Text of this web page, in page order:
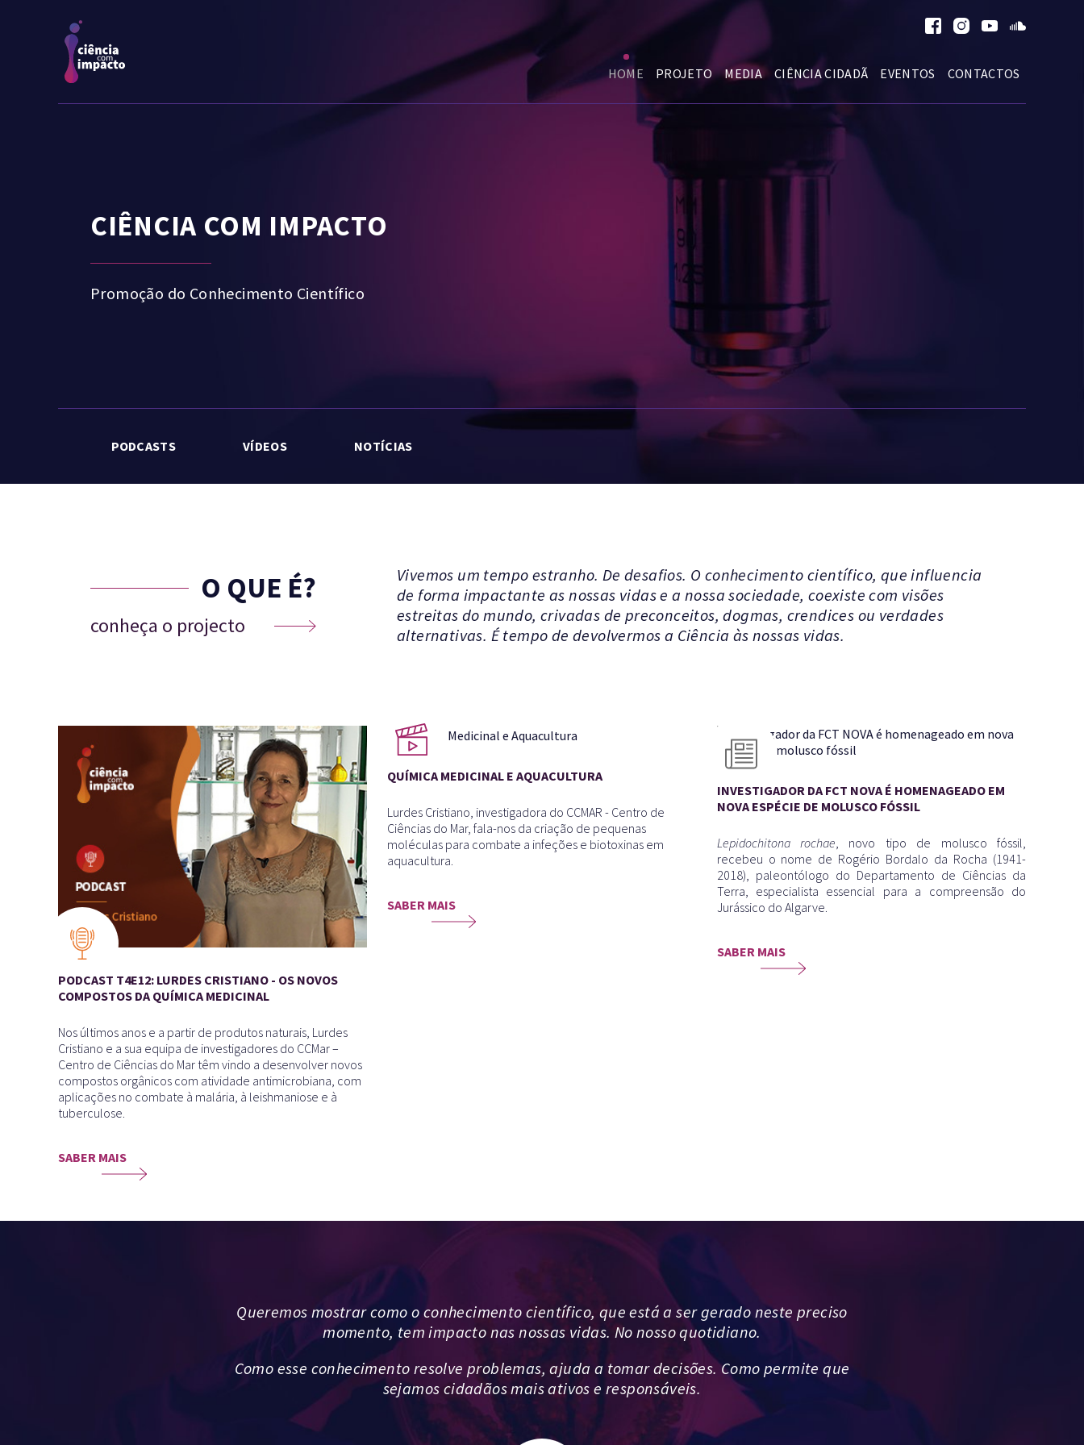
HOME PROJETO MEDIA CIÊNCIA CIDADÃ EVENTOS CONTACTOS
CIÊNCIA COM IMPACTO
Promoção do Conhecimento Científico
PODCASTS VÍDEOS NOTÍCIAS
O QUE É?
conheça o projecto
Vivemos um tempo estranho. De desafios. O conhecimento científico, que influencia
de forma impactante as nossas vidas e a nossa sociedade, coexiste com visões
estreitas do mundo, crivadas de preconceitos, dogmas, crendices ou verdades
alternativas. É tempo de devolvermos a Ciência às nossas vidas.
PODCAST T4E12: LURDES CRISTIANO - OS NOVOS
COMPOSTOS DA QUÍMICA MEDICINAL
Nos últimos anos e a partir de produtos naturais, Lurdes
Cristiano e a sua equipa de investigadores do CCMar –
Centro de Ciências do Mar têm vindo a desenvolver novos
compostos orgânicos com atividade antimicrobiana, com
aplicações no combate à malária, à leishmaniose e à
tuberculose.
SABER MAIS
QUÍMICA MEDICINAL E AQUACULTURA
Lurdes Cristiano, investigadora do CCMAR - Centro de
Ciências do Mar, fala-nos da criação de pequenas
moléculas para combate a infeções e biotoxinas em
aquacultura.
SABER MAIS
INVESTIGADOR DA FCT NOVA É HOMENAGEADO EM
NOVA ESPÉCIE DE MOLUSCO FÓSSIL
Lepidochitona rochae , novo tipo de molusco fóssil,
recebeu o nome de Rogério Bordalo da Rocha (1941-
2018), paleontólogo do Departamento de Ciências da
Terra, especialista essencial para a compreensão do
Jurássico do Algarve.
SABER MAIS
Queremos mostrar como o conhecimento científico, que está a ser gerado neste preciso
momento, tem impacto nas nossas vidas. No nosso quotidiano.
Como esse conhecimento resolve problemas, ajuda a tomar decisões. Como permite que
sejamos cidadãos mais ativos e responsáveis.